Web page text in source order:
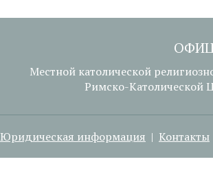
Местной католической
Римско-Католической
Юридическая информация | Контакты